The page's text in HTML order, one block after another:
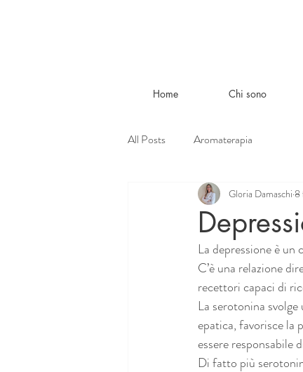
Home Chi sono
All Posts Aromaterapia
Gloria Damaschi 8
La depressione è
C’è una relazione
recettori capaci di
La serotonina
epatica, favorisce la
essere
Di fatto più